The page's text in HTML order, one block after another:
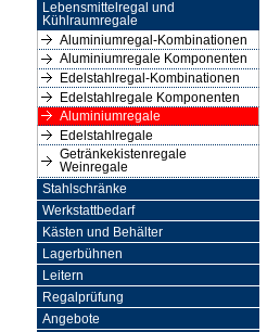
Lebensmittelregal und
Kühlraumregale
Aluminiumregal-Kombinationen
Aluminiumregale Komponenten
Edelstahlregal-Kombinationen
Edelstahlregale Komponenten
Aluminiumregale
Edelstahlregale
Getränkekistenregale
Weinregale
Stahlschränke
Werkstattbedarf
Kästen und Behälter
Lagerbühnen
Leitern
Regalprüfung
Angebote